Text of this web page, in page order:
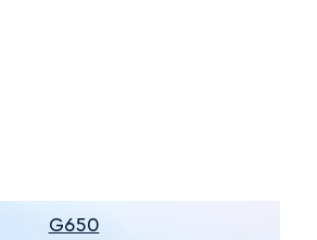
G650